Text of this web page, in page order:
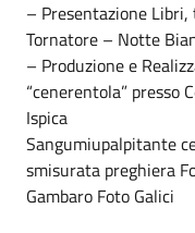
– Presentazione Libri,
Tornatore – Notte
– Produzione e
“cenerentola” presso
Ispica
Sangumiupalpitante
smisurata preghiera
Gambaro Foto Galici